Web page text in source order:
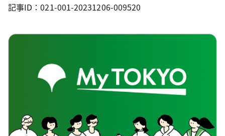
記事ID：021-001-20231206-009520